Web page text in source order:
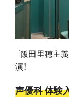
『飯田里穂主
演！
声優科 体験